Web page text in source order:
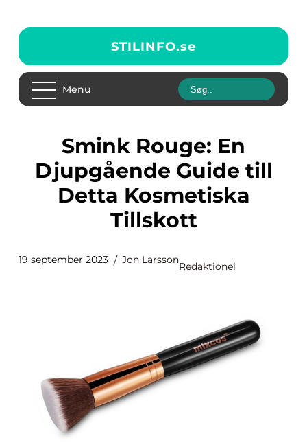
STILINFO.se
Menu
Smink Rouge: En
Djupgående Guide till
Detta Kosmetiska
Tillskott
19 september 2023 Jon Larsson
Redaktionel